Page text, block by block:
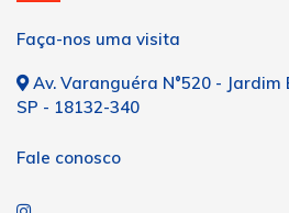
Faça-nos uma visita
Av. Varanguéra N°520 - Jardim
SP - 18132-340
Fale conosco